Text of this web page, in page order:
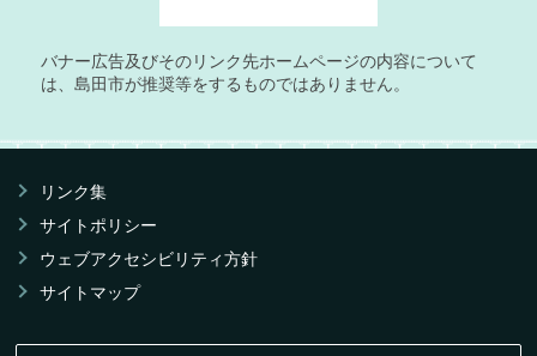
バナー広告及びそのリンク先ホームページの内容について
は、島田市が推奨等をするものではありません。
リンク集
サイトポリシー
ウェブアクセシビリティ方針
サイトマップ